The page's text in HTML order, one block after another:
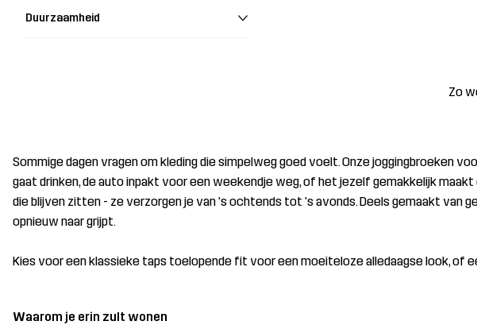
Duurzaamheid
Zo
Sommige dagen vragen om kleding die simpelweg goed voelt. Onze joggingbroeken
gaat drinken, de auto inpakt voor een weekendje weg, of het jezelf gemakkelijk
die blijven zitten - ze verzorgen je van 's ochtends tot 's avonds. Deels gemaakt van
opnieuw naar grijpt.
Kies voor een klassieke taps toelopende fit voor een moeiteloze alledaagse look,
Waarom je erin zult wonen